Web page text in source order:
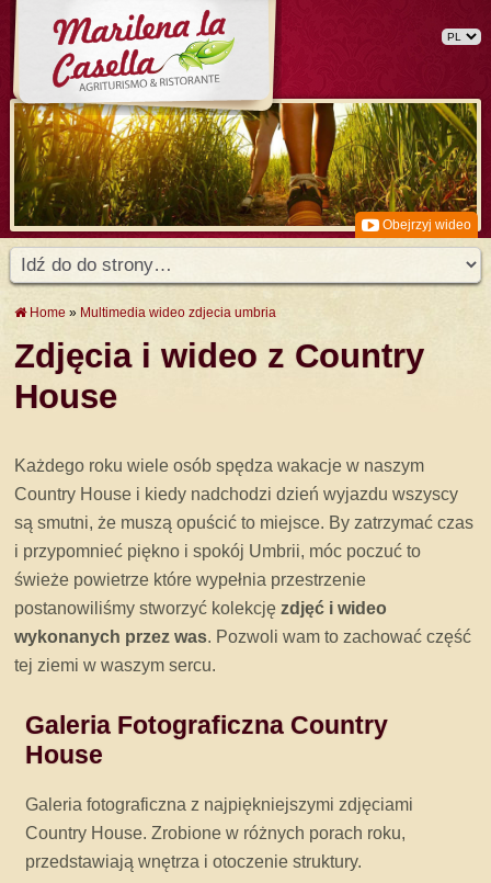
Obejrzyj wideo
Home » Multimedia wideo zdjecia umbria
Zdjęcia i wideo z Country
House
Każdego roku wiele osób spędza wakacje w naszym
Country House i kiedy nadchodzi dzień wyjazdu wszyscy
są smutni, że muszą opuścić to miejsce. By zatrzymać czas
i przypomnieć piękno i spokój Umbrii, móc poczuć to
świeże powietrze które wypełnia przestrzenie
postanowiliśmy stworzyć kolekcjęzdjęć i wideo
wykonanych przez was. Pozwoli wam to zachować część
tej ziemi w waszym sercu.
Galeria Fotograficzna Country
House
Galeria fotograficzna z najpiękniejszymi zdjęciami
Country House. Zrobione w różnych porach roku,
przedstawiają wnętrza i otoczenie struktury.